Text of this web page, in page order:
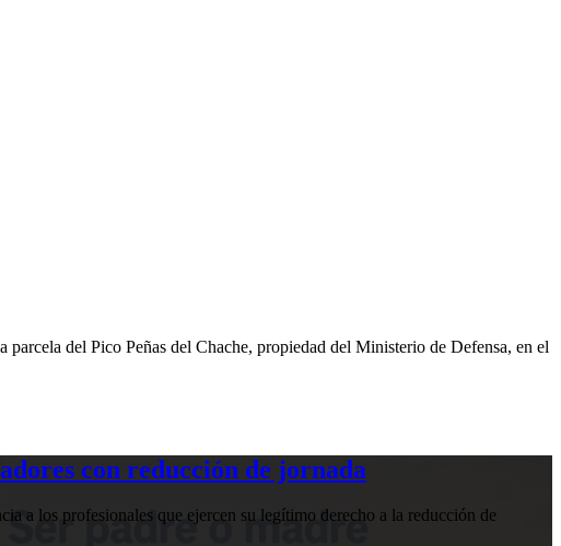
del Pico Peñas del Chache, propiedad del Ministerio de Defensa, en el
con reducción de jornada
a los profesionales que ejercen su legítimo derecho a la reducción de